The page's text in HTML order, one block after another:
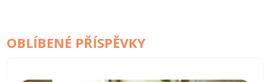
OBLÍBENÉ PŘÍSPĚVKY